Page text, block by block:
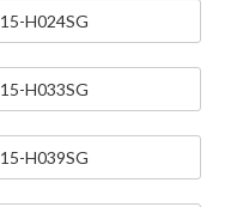
15-H024SG
15-H033SG
15-H039SG